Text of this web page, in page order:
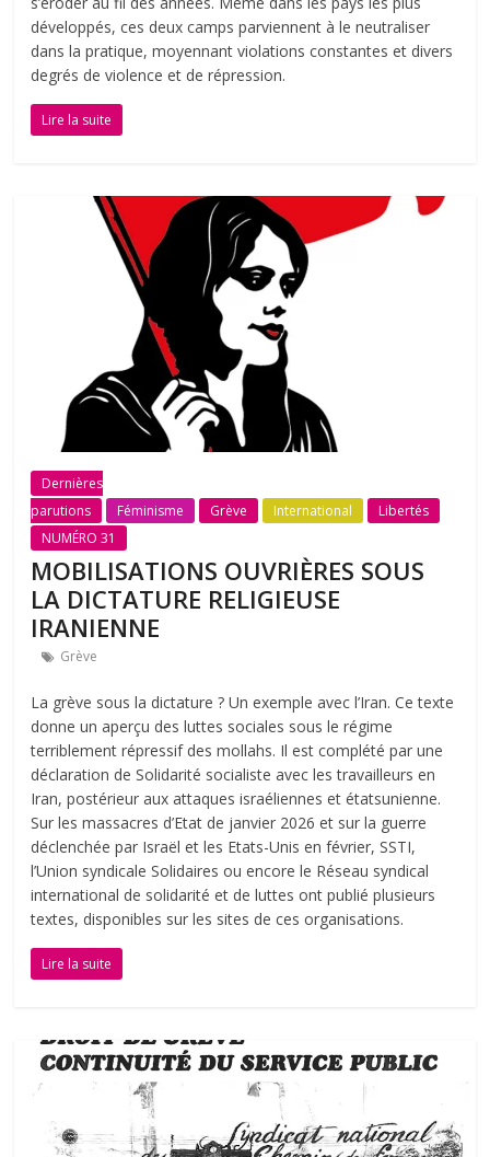
développés, ces deux camps parviennent à le neutraliser
dans la pratique, moyennant violations constantes et divers
degrés de violence et de répression.
Lire la suite
Dernières
parutions
Féminisme Grève International
Libertés
NUMÉRO 31
MOBILISATIONS OUVRIÈRES SOUS
LA DICTATURE RELIGIEUSE
IRANIENNE
Grève
La grève sous la dictature ? Un exemple avec l’Iran. Ce texte
donne un aperçu des luttes sociales sous le régime
terriblement répressif des mollahs. Il est complété par une
déclaration de Solidarité socialiste avec les travailleurs en
Iran, postérieur aux attaques israéliennes et étatsunienne.
Sur les massacres d’Etat de janvier 2026 et sur la guerre
déclenchée par Israël et les Etats-Unis en février, SSTI,
l’Union syndicale Solidaires ou encore le Réseau syndical
international de solidarité et de luttes ont publié plusieurs
textes, disponibles sur les sites de ces organisations.
Lire la suite